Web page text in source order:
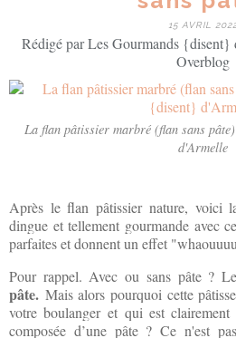
15 AVRIL
Rédigé par Les Gourmands
Overblog
La flan pâtissier marbré (flan sans
d'Armelle
Après le flan pâtissier nature, voici
dingue et tellement gourmande avec
parfaites et donnent un effet
Pour rappel. Avec ou sans pâte ? Le
pâte. Mais alors pourquoi cette
votre boulanger et qui est
composée d’une pâte ? Ce n'est